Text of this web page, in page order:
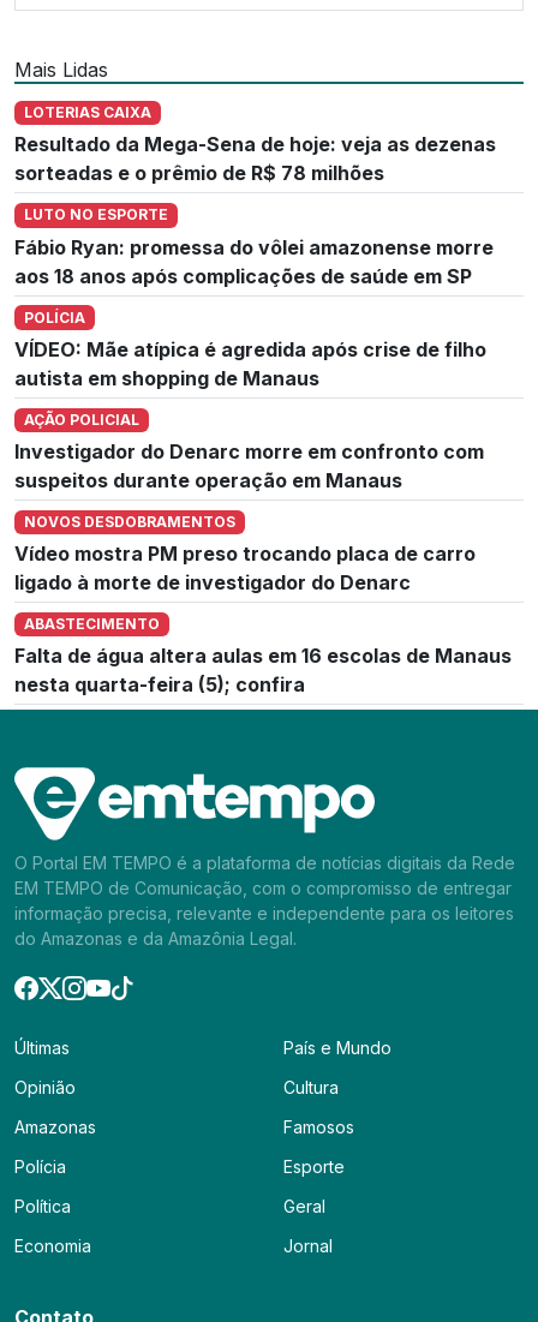
Mais Lidas
LOTERIAS CAIXA
Resultado da Mega-Sena de hoje: veja as dezenas
sorteadas e o prêmio de R$ 78 milhões
LUTO NO ESPORTE
Fábio Ryan: promessa do vôlei amazonense morre
aos 18 anos após complicações de saúde em SP
POLÍCIA
VÍDEO: Mãe atípica é agredida após crise de filho
autista em shopping de Manaus
AÇÃO POLICIAL
Investigador do Denarc morre em confronto com
suspeitos durante operação em Manaus
NOVOS DESDOBRAMENTOS
Vídeo mostra PM preso trocando placa de carro
ligado à morte de investigador do Denarc
ABASTECIMENTO
Falta de água altera aulas em 16 escolas de Manaus
nesta quarta-feira (5); confira
O Portal EM TEMPO é a plataforma de notícias digitais da Rede
EM TEMPO de Comunicação, com o compromisso de entregar
informação precisa, relevante e independente para os leitores
do Amazonas e da Amazônia Legal.
Últimas
Opinião
Amazonas
Polícia
Política
Economia
País e Mundo
Cultura
Famosos
Esporte
Geral
Jornal